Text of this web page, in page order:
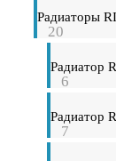
Радиаторы
20
Радиатор
6
Радиатор
7